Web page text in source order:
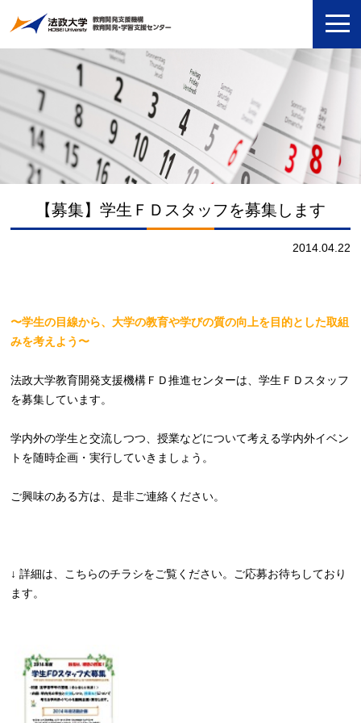
【募集】学生ＦＤスタッフを募集します
2014.04.22
〜学生の目線から、大学の教育や学びの質の向上を目的とした取組
みを考えよう〜
法政大学教育開発支援機構ＦＤ推進センターは、学生ＦＤスタッフ
を募集しています。
学内外の学生と交流しつつ、授業などについて考える学内外イベン
トを随時企画・実行していきましょう。
ご興味のある方は、是非ご連絡ください。
↓ 詳細は、こちらのチラシをご覧ください。ご応募お待ちしており
ます。